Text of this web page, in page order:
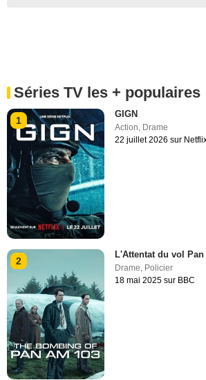
Séries TV les + populaires
1
GIGN
Action Drame
22 juillet 2026 sur
2
L'Attentat du vol Pan
Drame, Policier
18 mai 2025 sur BBC